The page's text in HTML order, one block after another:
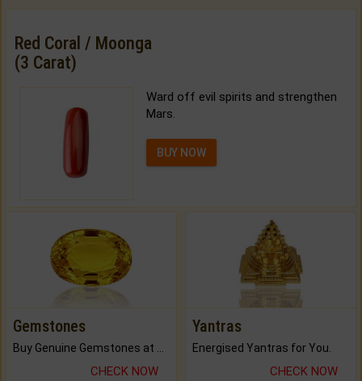
Red Coral / Moonga
(3 Carat)
Ward off evil spirits and strengthen
Mars.
BUY NOW
Gemstones
Buy Genuine Gemstones at Best Prices.
CHECK NOW
Yantras
Energised Yantras for You.
CHECK NOW